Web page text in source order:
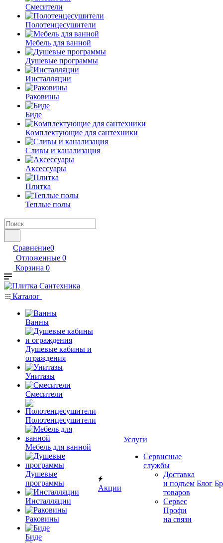
Смесители
Полотенцесушители
Мебель для ванной
Душевые программы
Инсталляции
Раковины
Биде
Комплектующие для сантехники
Сливы и канализация
Аксессуары
Плитка
Теплые полы
Сравнение0
Отложенные 0
Корзина 0
Каталог
Ванны
Душевые кабины и
ограждения
Унитазы
Смесители
Полотенцесушители
Мебель для ванной
Душевые
программы
Инсталляции
Раковины
Биде
Акции
Услуги
Сервисные
службы
Доставка
и подъем
товаров
Сервес
Профи
на связи
Блог